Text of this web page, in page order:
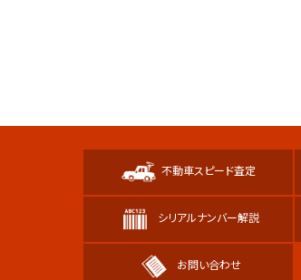
不動車スピード査定
シリアルナンバー解説
お問い合わせ